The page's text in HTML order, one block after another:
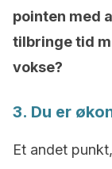
pointen med
tilbringe tid
vokse?
3. Du er
Et andet